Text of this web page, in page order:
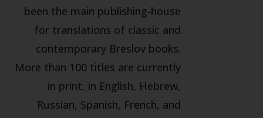
been the main publishing-house
for translations of classic and
contemporary Breslov books.
More than 100 titles are currently
in print, in English, Hebrew,
Russian, Spanish, French, and